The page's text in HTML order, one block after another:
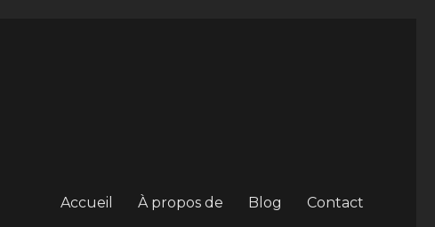
Accueil À propos de Blog Contact